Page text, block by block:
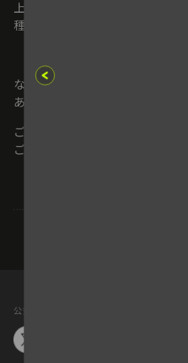
上記の時間帯は、サイトへの
種お手続きなどができません。
なお、作業状況により終了時
あります。
ご利用の皆さまにはご不便をお
ご理解いただけますようお願い
公式SNS